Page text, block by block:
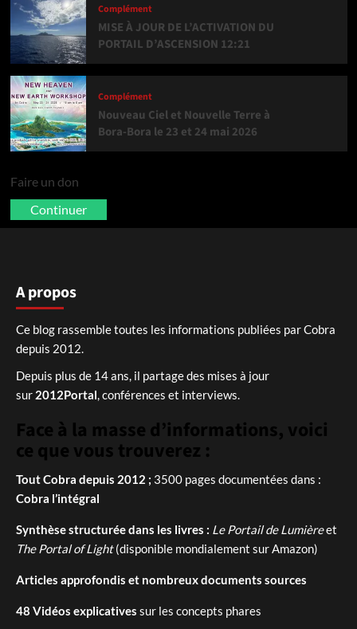
Complément
MISE À JOUR DE L’ACTIVATION DU
PORTAIL D’ASCENSION 12:21
Complément
Nouveau Ciel et Nouvelle Terre à
Bora-Bora le 23 et 24 mai 2026
Faire un don
Continuer
A propos
Ce blog rassemble toutes les informations publiées par Cobra
depuis 2012.
Depuis plus de 14 ans, il partage des mises à jour
sur 2012Portal, conférences et interviews.
Face à la masse d’informations, voici
ce que vous trouverez :
Tout Cobra depuis 2012 ; 3500 pages documentées dans :
Cobra l’intégral
Synthèse structurée dans les livres : Le Portail de Lumièreet
The Portal of Light(disponible mondialement sur Amazon)
Articles approfondis et nombreux documents sources
48 Vidéos explicatives sur les concepts phares